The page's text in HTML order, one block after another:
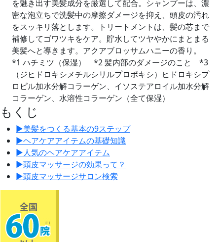
を魅き出す美髪成分を厳選して配合。シャンプーは、濃
密な泡立ちで洗髪中の摩擦ダメージを抑え、頭皮の汚れ
をスッキリ落とします。トリートメントは、髪の芯まで
補修してゴワツキをケア。貯水してツヤやかにまとまる
美髪へと導きます。アクアブロッサムハニーの香り。
*1 ハチミツ（保湿） *2 髪内部のダメージのこと *3
（ジヒドロキシメチルシリルプロポキシ）ヒドロキシプ
ロピル加水分解コラーゲン、イソステアロイル加水分解
コラーゲン、水溶性コラーゲン（全て保湿）
もくじ
▶︎美髪をつくる基本の9ステップ
▶︎ヘアケアアイテムの基礎知識
▶︎人気のヘアケアアイテム
▶︎頭皮マッサージの効果って？
▶︎頭皮マッサージサロン検索